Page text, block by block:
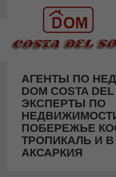
АГЕНТЫ ПО
DOM COSTA
ЭКСПЕРТЫ ПО
ПОБЕРЕЖЬЕ
ТРОПИКАЛЬ И
АКСАРКИЯ